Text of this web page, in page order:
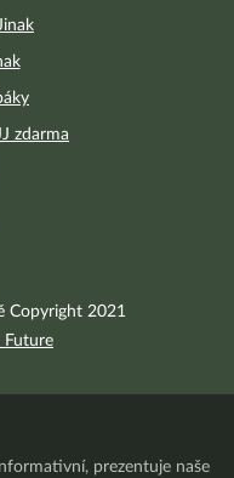
zdarma
Copyright 2021
Future
prezentuje naše